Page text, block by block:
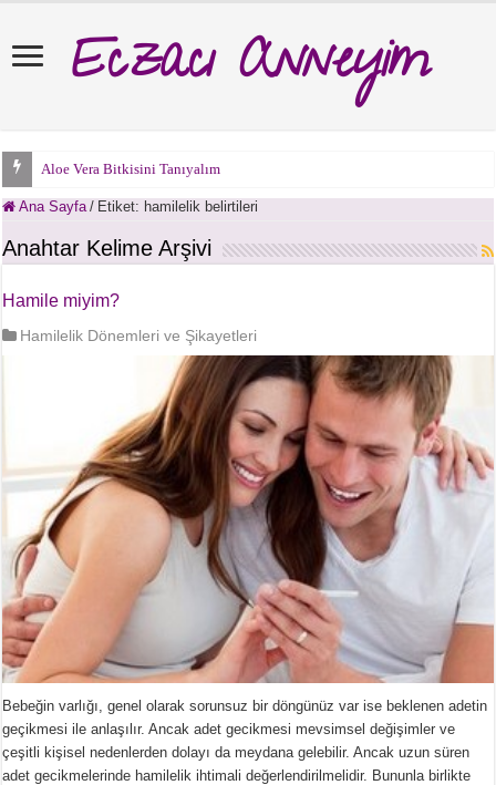
Eczacı Anneyim
Aloe Vera Bitkisini Tanıyalım
Ana Sayfa / Etiket: hamilelik belirtileri
Anahtar Kelime Arşivi
Hamile miyim?
Hamilelik Dönemleri ve Şikayetleri
Bebeğin varlığı, genel olarak sorunsuz bir döngünüz var ise beklenen adetin
geçikmesi ile anlaşılır. Ancak adet gecikmesi mevsimsel değişimler ve
çeşitli kişisel nedenlerden dolayı da meydana gelebilir. Ancak uzun süren
adet gecikmelerinde hamilelik ihtimali değerlendirilmelidir. Bununla birlikte